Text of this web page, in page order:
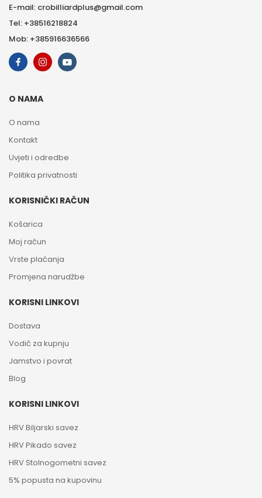
E-mail: crobilliardplus@gmail.com
Tel: +38516218824
Mob: +385916636566
O NAMA
O nama
Kontakt
Uvjeti i odredbe
Politika privatnosti
KORISNIČKI RAČUN
Košarica
Moj račun
Vrste plaćanja
Promjena narudžbe
KORISNI LINKOVI
Dostava
Vodič za kupnju
Jamstvo i povrat
Blog
KORISNI LINKOVI
HRV Biljarski savez
HRV Pikado savez
HRV Stolnogometni savez
5% popusta na kupovinu